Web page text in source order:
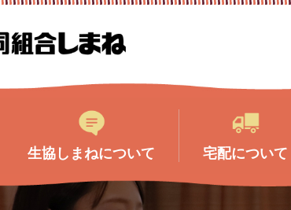
生協しまねについて 宅配について